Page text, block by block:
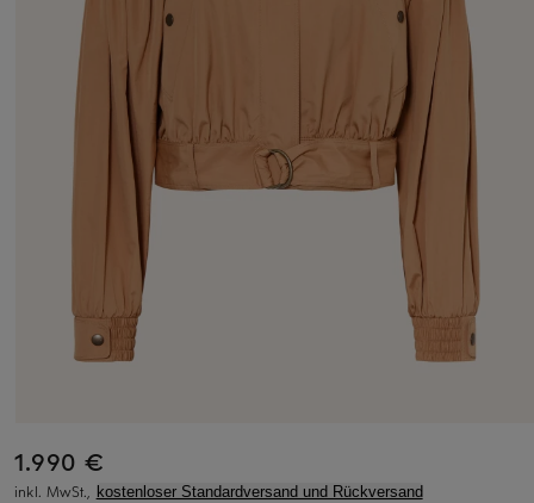
1.990 €
inkl. MwSt., kostenloser Standardversand und Rückversand